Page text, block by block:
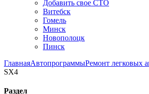
Добавить свое СТО
Витебск
Гомель
Минск
Новополоцк
Пинск
ГлавнаяАвтопрограммыРемонт легковых
SX4
Раздел